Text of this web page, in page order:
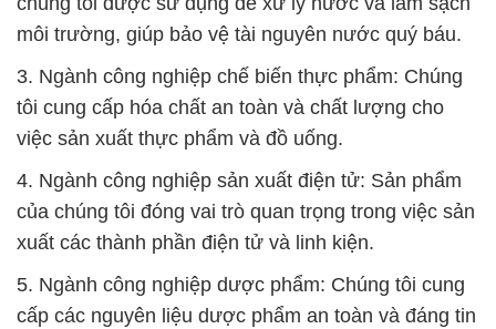
môi trường, giúp bảo vệ tài nguyên nước quý báu.
3. Ngành công nghiệp chế biến thực phẩm: Chúng
tôi cung cấp hóa chất an toàn và chất lượng cho
việc sản xuất thực phẩm và đồ uống.
4. Ngành công nghiệp sản xuất điện tử: Sản phẩm
của chúng tôi đóng vai trò quan trọng trong việc sản
xuất các thành phần điện tử và linh kiện.
5. Ngành công nghiệp dược phẩm: Chúng tôi cung
cấp các nguyên liệu dược phẩm an toàn và đáng tin